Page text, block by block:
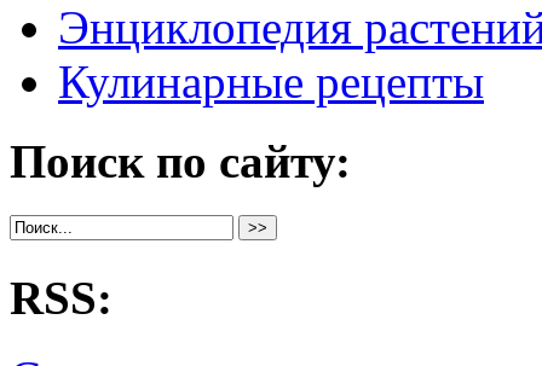
Энциклопедия
Кулинарные рецепты
Поиск по сайту:
RSS: